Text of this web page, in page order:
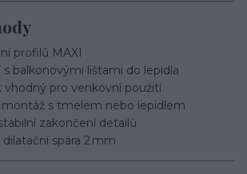
profilů MAXI
balkonovými lištami do lepidla
vhodný pro venkovní použití
s tmelem nebo lepidlem
zakončení detailů
spára 2 mm